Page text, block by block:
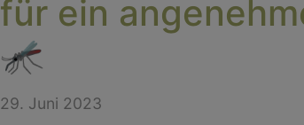
für ein
🦟
29. Juni 2023